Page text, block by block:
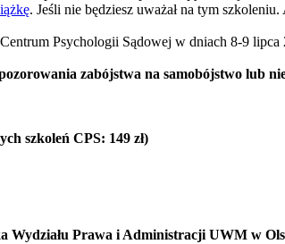
. Jeśli nie będziesz uważał na tym
Psychologii Sądowej w dniach 8-9 lipca
zabójstwa na samobójstwo lub
szkoleń CPS: 149 zł)
Wydziału Prawa i Administracji UWM w